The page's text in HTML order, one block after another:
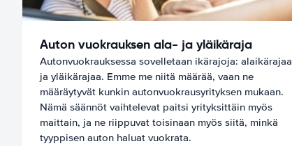
Auton vuokrauksen ala- ja yläikäraja
Autonvuokrauksessa sovelletaan ikärajoja: alaikärajaa
ja yläikärajaa. Emme me niitä määrää, vaan ne
määräytyvät kunkin autonvuokrausyrityksen mukaan.
Nämä säännöt vaihtelevat paitsi yrityksittäin myös
maittain, ja ne riippuvat toisinaan myös siitä, minkä
tyyppisen auton haluat vuokrata.